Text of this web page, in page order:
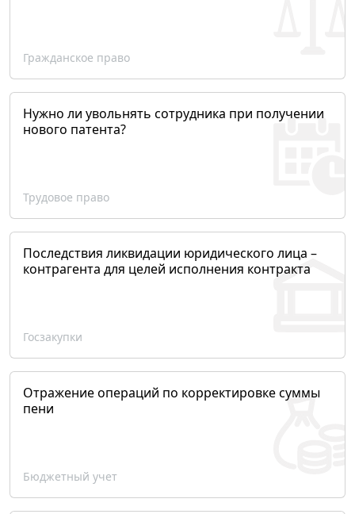
Гражданское право
Нужно ли увольнять сотрудника при получении
нового патента?
Трудовое право
Последствия ликвидации юридического лица –
контрагента для целей исполнения контракта
Госзакупки
Отражение операций по корректировке суммы
пени
Бюджетный учет